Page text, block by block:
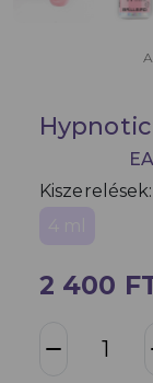
Kiszerelések:
2 400
remove